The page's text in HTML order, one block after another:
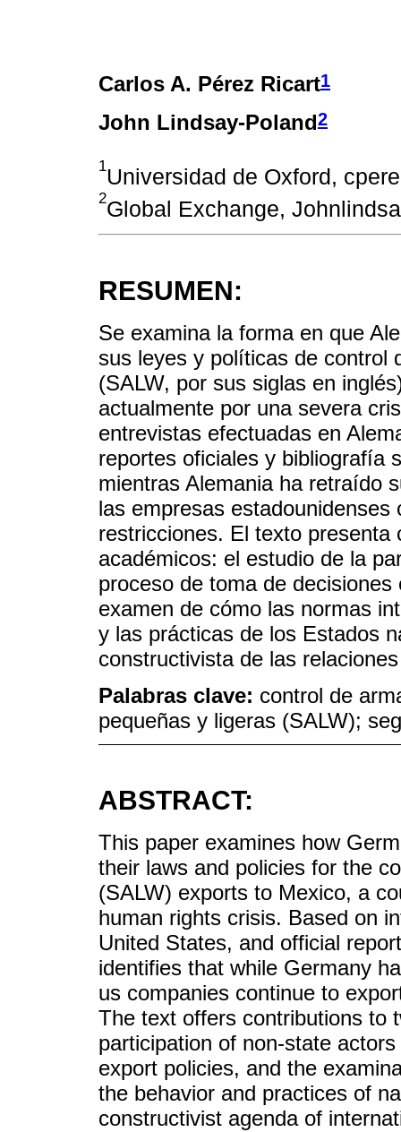
Carlos A. Pérez Ricart1
John Lindsay-Poland2
1Universidad de Oxford,
2Global Exchange,
RESUMEN:
Se examina la forma en que
sus leyes y políticas de control
(SALW, por sus siglas en
actualmente por una severa
entrevistas efectuadas en
reportes oficiales y bibliografía
mientras Alemania ha retraído
las empresas
restricciones. El texto presenta
académicos: el estudio de la
proceso de toma de
examen de cómo las normas
y las prácticas de los Estados
constructivista de las
Palabras clave: control de
pequeñas y ligeras (SALW);
ABSTRACT:
This paper examines how
their laws and policies for the
(SALW) exports to Mexico, a
human rights crisis. Based on
United States, and official
identifies that while Germany
us companies continue to
The text offers contributions to
participation of non-state
export policies, and the
the behavior and practices of
constructivist agenda of